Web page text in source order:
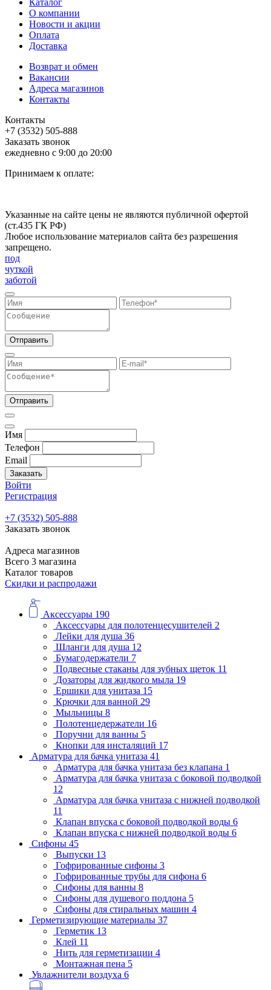
Каталог
О компании
Новости и акции
Оплата
Доставка
Возврат и обмен
Вакансии
Адреса магазинов
Контакты
Контакты
+7 (3532) 505-888
Заказать звонок
ежедневно с 9:00 до 20:00
Принимаем к оплате:
Указанные на сайте цены не являются публичной офертой
(ст.435 ГК РФ)
Любое использование материалов сайта без разрешения
запрещено.
под
чуткой
заботой
Отправить
Отправить
Имя
Телефон
Email
Заказать
Войти
Регистрация
+7 (3532) 505-888
Заказать звонок
Адреса магазинов
Всего 3 магазина
Каталог товаров
Скидки и распродажи
Аксессуары 190
Аксессуары для полотенцесушителей 2
Лейки для душа 36
Шланги для душа 12
Бумагодержатели 7
Подвесные стаканы для зубных щеток 11
Дозаторы для жидкого мыла 19
Ершики для унитаза 15
Крючки для ванной 29
Мыльницы 8
Полотенцедержатели 16
Поручни для ванны 5
Кнопки для инсталяций 17
Арматура для бачка унитаза 41
Арматура для бачка унитаза без клапана 1
Арматура для бачка унитаза с боковой подводкой
12
Арматура для бачка унитаза с нижней подводкой
11
Клапан впуска с боковой подводкой воды 6
Клапан впуска с нижней подводкой воды 6
Сифоны 45
Выпуски 13
Гофрированные сифоны 3
Гофрированные трубы для сифона 6
Сифоны для ванны 8
Сифоны для душевого поддона 5
Сифоны для стиральных машин 4
Герметизирующие материалы 37
Герметик 13
Клей 11
Нить для герметизации 4
Монтажная пена 5
Увлажнители воздуха 6